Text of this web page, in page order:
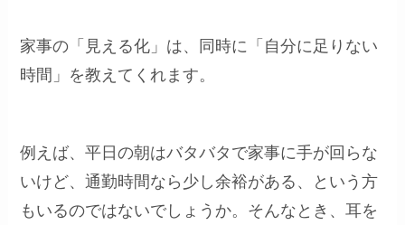
家事の「見える化」は、同時に「自分に足りない
時間」を教えてくれます。
例えば、平日の朝はバタバタで家事に手が回らな
いけど、通勤時間なら少し余裕がある、という方
もいるのではないでしょうか。そんなとき、耳を